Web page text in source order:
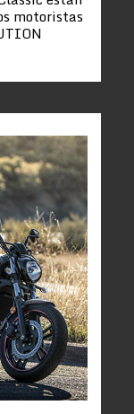
motoristas